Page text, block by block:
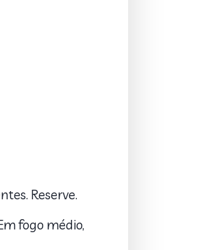
Reserve.
fogo médio,